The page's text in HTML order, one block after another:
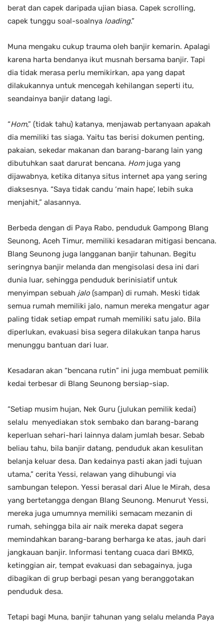
berat dan capek daripada ujian biasa. Capek scrolling,
capek tunggu soal-soalnya loading.”
Muna mengaku cukup trauma oleh banjir kemarin. Apalagi
karena harta bendanya ikut musnah bersama banjir. Tapi
dia tidak merasa perlu memikirkan, apa yang dapat
dilakukannya untuk mencegah kehilangan seperti itu,
seandainya banjir datang lagi.
“Hom,” (tidak tahu) katanya, menjawab pertanyaan apakah
dia memiliki tas siaga. Yaitu tas berisi dokumen penting,
pakaian, sekedar makanan dan barang-barang lain yang
dibutuhkan saat darurat bencana. Homjuga yang
dijawabnya, ketika ditanya situs internet apa yang sering
diaksesnya. “Saya tidak candu ‘main hape’, lebih suka
menjahit,” alasannya.
Berbeda dengan di Paya Rabo, penduduk Gampong Blang
Seunong, Aceh Timur, memiliki kesadaran mitigasi bencana.
Blang Seunong juga langganan banjir tahunan. Begitu
seringnya banjir melanda dan mengisolasi desa ini dari
dunia luar, sehingga penduduk berinisiatif untuk
menyimpan sebuah jalo (sampan) di rumah. Meski tidak
semua rumah memiliki jalo, namun mereka mengatur agar
paling tidak setiap empat rumah memiliki satu jalo. Bila
diperlukan, evakuasi bisa segera dilakukan tanpa harus
menunggu bantuan dari luar.
Kesadaran akan “bencana rutin” ini juga membuat pemilik
kedai terbesar di Blang Seunong bersiap-siap.
“Setiap musim hujan, Nek Guru (julukan pemilik kedai)
selalu menyediakan stok sembako dan barang-barang
keperluan sehari-hari lainnya dalam jumlah besar. Sebab
beliau tahu, bila banjir datang, penduduk akan kesulitan
belanja keluar desa. Dan kedainya pasti akan jadi tujuan
utama,” cerita Yessi, relawan yang dihubungi via
sambungan telepon. Yessi berasal dari Alue Ie Mirah, desa
yang bertetangga dengan Blang Seunong. Menurut Yessi,
mereka juga umumnya memiliki semacam mezanin di
rumah, sehingga bila air naik mereka dapat segera
memindahkan barang-barang berharga ke atas, jauh dari
jangkauan banjir. Informasi tentang cuaca dari BMKG,
ketinggian air, tempat evakuasi dan sebagainya, juga
dibagikan di grup berbagi pesan yang beranggotakan
penduduk desa.
Tetapi bagi Muna, banjir tahunan yang selalu melanda Paya